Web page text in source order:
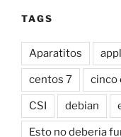
TAGS
Aparatitos
centos 7 cinco
CSI debian
Esto no deberia